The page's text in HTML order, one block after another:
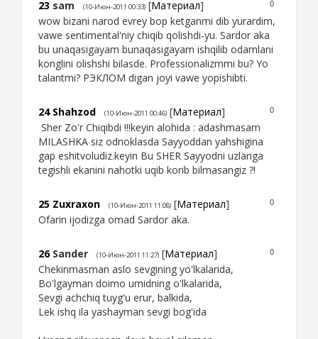
0
23 sam (10-Июн-2011 00:33) [Материал]
wow bizani narod evrey bop ketganmi dib yurardim,
vawe sentimental'niy chiqib qolishdi-yu. Sardor aka
bu unaqasigayam bunaqasigayam ishqilib odamlani
konglini olishshi bilasde. Professionalizmmi bu? Yo
talantmi? РЭКЛОМ digan joyi vawe yopishibti.
0
24 Shahzod (10-Июн-2011 00:46) [Материал]
Sher Zo'r Chiqibdi !!!keyin alohida : adashmasam
MILASHKA siz odnoklasda Sayyoddan yahshigina
gap eshitvoludiz.keyin Bu SHER Sayyodni uzlariga
tegishli ekanini nahotki uqib korib bilmasangiz ?!
0
25 Zuxraxon (10-Июн-2011 11:08) [Материал]
Ofarin ijodizga omad Sardor aka.
0
26 Sander (10-Июн-2011 11:27) [Материал]
Chekinmasman aslo sevgining yo'lkalarida,
Bo'lgayman doimo umidning o'lkalarida,
Sevgi achchiq tuyg'u erur, balkida,
Lek ishq ila yashayman sevgi bog'ida